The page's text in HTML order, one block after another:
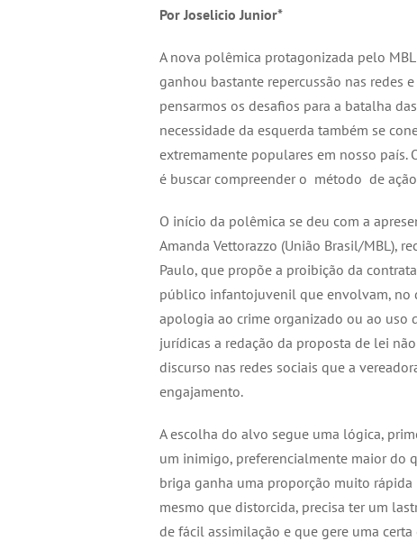
Por Joselicio Junior*
A nova polêmica protagonizada pelo
ganhou bastante repercussão nas redes
pensarmos os desafios para a batalha
necessidade da esquerda também se
extremamente populares em nosso país.
é buscar compreender o método de
O início da polêmica se deu com a
Amanda Vettorazzo (União Brasil/MBL),
Paulo, que propõe a proibição da
público infantojuvenil que envolvam, no
apologia ao crime organizado ou ao uso
jurídicas a redação da proposta de lei
discurso nas redes sociais que a
engajamento.
A escolha do alvo segue uma lógica,
um inimigo, preferencialmente maior do
briga ganha uma proporção muito
mesmo que distorcida, precisa ter um
de fácil assimilação e que gere uma certa